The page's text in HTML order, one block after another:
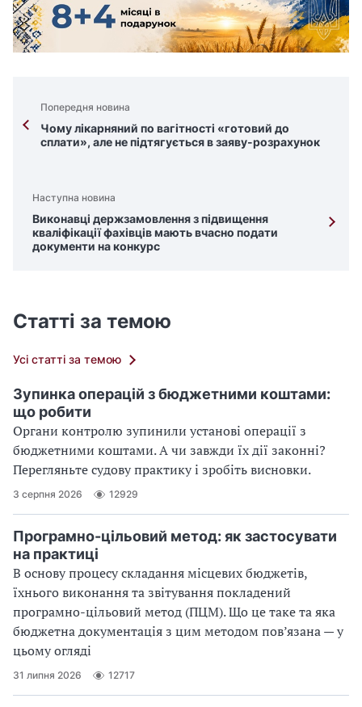
Попередня новина
Чому лікарняний по вагітності «готовий до
сплати», але не підтягується в заяву-розрахунок
Наступна новина
Виконавці держзамовлення з підвищення
кваліфікації фахівців мають вчасно подати
документи на конкурс
Статті за темою
Усі статті за темою
Зупинка операцій з бюджетними коштами:
що робити
Органи контролю зупинили установі операції з
бюджетними коштами. А чи завжди їх дії законні?
Перегляньте судову практику і зробіть висновки.
3 серпня 2026 12929
Програмно-цільовий метод: як застосувати
на практиці
В основу процесу складання місцевих бюджетів,
їхнього виконання та звітування покладений
програмно-цільовий метод (ПЦМ). Що це таке та яка
бюджетна документація з цим методом пов’язана — у
цьому огляді
31 липня 2026 12717